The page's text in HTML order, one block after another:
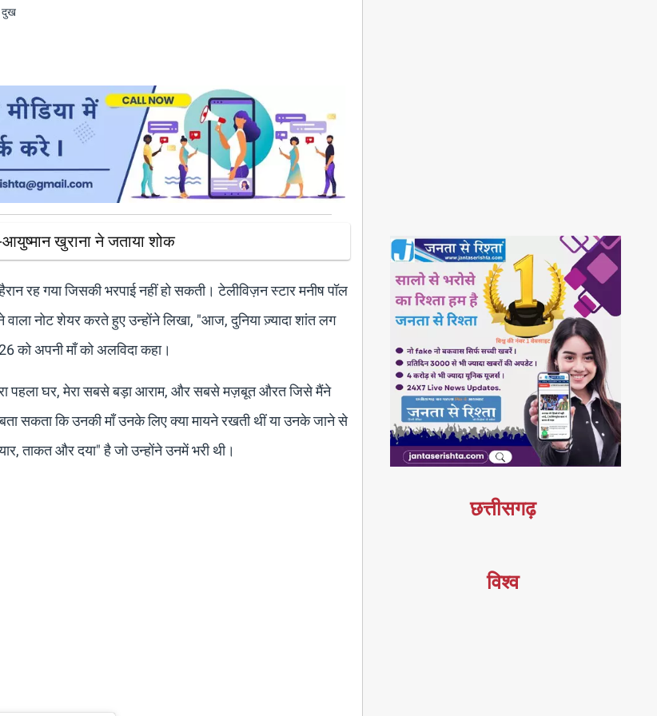
खुराना ने जताया शोक
रह गया जिसकी भरपाई नहीं हो सकती। टेलीविज़न स्टार मनीष पॉल
वाला नोट शेयर करते हुए उन्होंने लिखा, "आज, दुनिया ज़्यादा शांत लग
को अपनी माँ को अलविदा कहा।
पहला घर, मेरा सबसे बड़ा आराम, और सबसे मज़बूत औरत जिसे मैंने
सकता कि उनकी माँ उनके लिए क्या मायने रखती थीं या उनके जाने से
ताकत और दया" है जो उन्होंने उनमें भरी थी।
छत्तीसगढ़
विश्व